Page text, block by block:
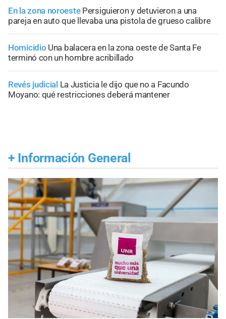
En la zona noroeste Persiguieron y detuvieron a una
pareja en auto que llevaba una pistola de grueso calibre
Homicidio Una balacera en la zona oeste de Santa Fe
terminó con un hombre acribillado
Revés judicial La Justicia le dijo que no a Facundo
Moyano: qué restricciones deberá mantener
+ Información General